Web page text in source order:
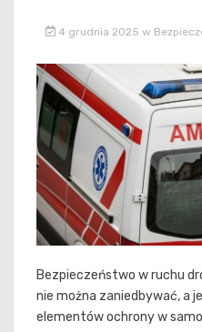
4 grudnia 2025 w
Bezpieczeństwo w ruchu
nie można zaniedbywać, a
elementów ochrony w